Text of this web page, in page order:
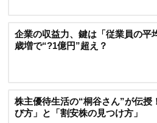
企業の収益力、鍵は「従業員の
歳増で“?1億円”超え？
株主優待生活の“桐谷さん”が伝授
び方」と「割安株の見つけ方」